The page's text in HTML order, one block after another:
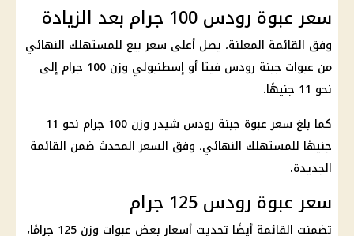
سعر عبوة رودس 100 جرام بعد الزيادة
وفق القائمة المعلنة، يصل أعلى سعر بيع للمستهلك النهائي
من عبوات جبنة رودس فيتا أو إسطنبولي وزن 100 جرام إلى
نحو 11 جنيهًا.
كما بلغ سعر عبوة جبنة رودس شيدر وزن 100 جرام نحو 11
جنيهًا للمستهلك النهائي، وفق السعر المحدث ضمن القائمة
الجديدة.
سعر عبوة رودس 125 جرام
تضمنت القائمة أيضًا تحديث أسعار بعض عبوات وزن 125 جرامًا،